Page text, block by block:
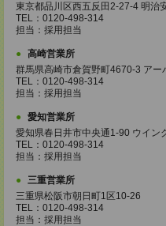
東京都品川区西五反田2-27-4 明治
TEL：0120-498-314
担当：採用担当
高崎営業所
群馬県高崎市倉賀野町4670-3 アー
TEL：0120-498-314
担当：採用担当
愛知営業所
愛知県春日井市中央通1-90 ウイン
TEL：0120-498-314
担当：採用担当
三重営業所
三重県松阪市朝日町1区10-26
TEL：0120-498-314
担当：採用担当